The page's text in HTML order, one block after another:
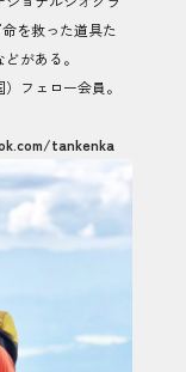
を救った道具た
がある。
フェロー会員。
tankenka